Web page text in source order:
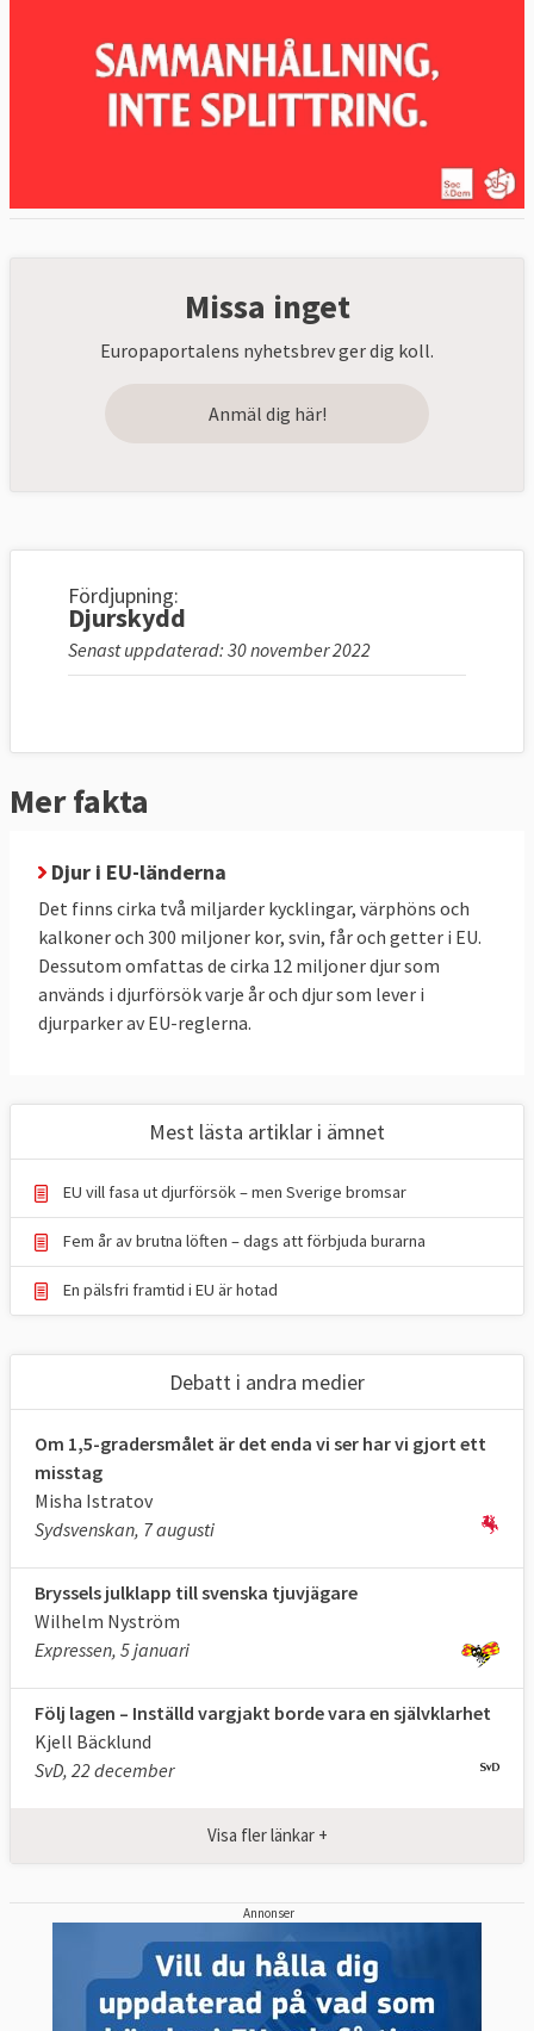
Missa inget
Europaportalens nyhetsbrev ger dig koll.
Anmäl dig här!
Fördjupning:
Djurskydd
Senast uppdaterad: 30 november 2022
Mer fakta
Djur i EU-länderna
Det finns cirka två miljarder kycklingar, värphöns och
kalkoner och 300 miljoner kor, svin, får och getter i EU.
Dessutom omfattas de cirka 12 miljoner djur som
används i djurförsök varje år och djur som lever i
djurparker av EU-reglerna.
Mest lästa artiklar i ämnet
EU vill fasa ut djurförsök – men Sverige bromsar
Fem år av brutna löften – dags att förbjuda burarna
En pälsfri framtid i EU är hotad
Debatt i andra medier
Om 1,5-gradersmålet är det enda vi ser har vi gjort ett
misstag
Misha Istratov
Sydsvenskan, 7 augusti
Bryssels julklapp till svenska tjuvjägare
Wilhelm Nyström
Expressen, 5 januari
Följ lagen – Inställd vargjakt borde vara en självklarhet
Kjell Bäcklund
SvD, 22 december
Visa fler länkar +
Annonser